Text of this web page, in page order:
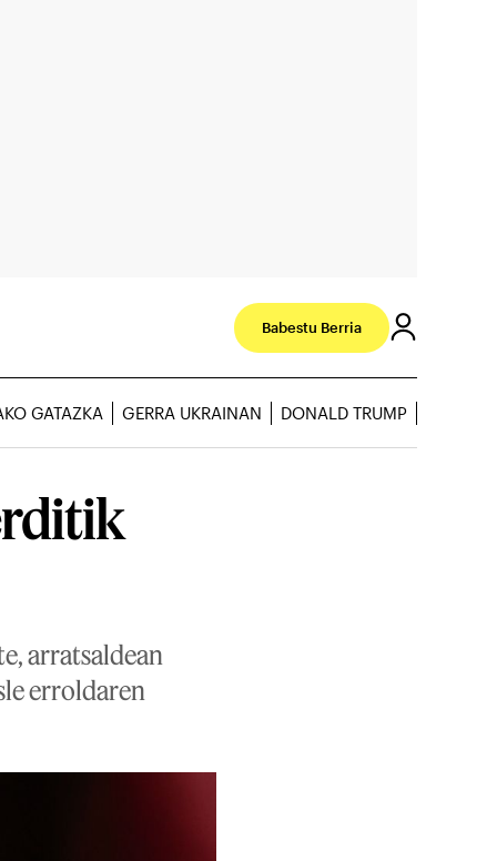
Babestu Berria
GATAZKA GERRA UKRAINAN DONALD TRUMP
arratsaldean
erroldaren